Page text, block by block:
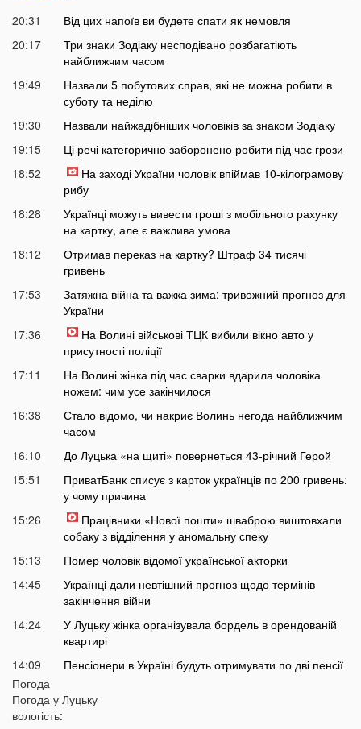
20:31
Від цих напоїв ви будете спати як немовля
20:17
Три знаки Зодіаку несподівано розбагатіють
найближчим часом
19:49
Назвали 5 побутових справ, які не можна робити в
суботу та неділю
19:30
Назвали найжадібніших чоловіків за знаком Зодіаку
19:15
Ці речі категорично заборонено робити під час грози
18:52
На заході України чоловік впіймав 10-кілограмову
рибу
18:28
Українці можуть вивести гроші з мобільного рахунку
на картку, але є важлива умова
18:12
Отримав переказ на картку? Штраф 34 тисячі
гривень
17:53
Затяжна війна та важка зима: тривожний прогноз для
України
17:36
На Волині військові ТЦК вибили вікно авто у
присутності поліції
17:11
На Волині жінка під час сварки вдарила чоловіка
ножем: чим усе закінчилося
16:38
Стало відомо, чи накриє Волинь негода найближчим
часом
16:10
До Луцька «на щиті» повернеться 43-річний Герой
15:51
ПриватБанк списує з карток українців по 200 гривень:
у чому причина
15:26
Працівники «Нової пошти» шваброю виштовхали
собаку з відділення у аномальну спеку
15:13
Помер чоловік відомої української акторки
14:45
Українці дали невтішний прогноз щодо термінів
закінчення війни
14:24
У Луцьку жінка організувала бордель в орендованій
квартирі
14:09
Пенсіонери в Україні будуть отримувати по дві пенсії
13:55
глобального потепління: перелік
Погода
Погода у Луцьку
вологість: